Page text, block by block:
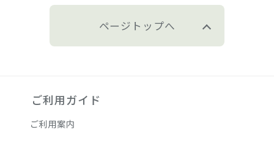
ページトップへ
ご利用ガイド
ご利用案内